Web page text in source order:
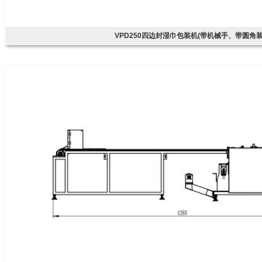
VPD250四边封湿巾包装机(带机械手、带圆角